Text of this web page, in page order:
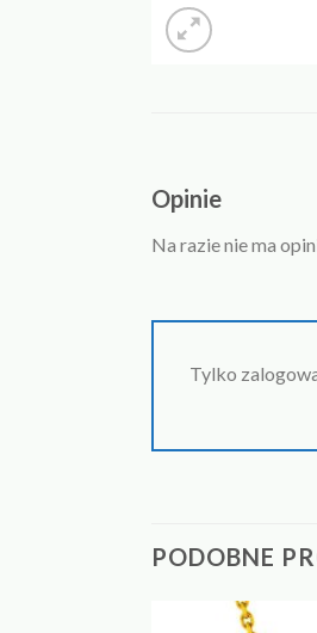
Opinie
Na razie nie ma
Tylko
PODOBNE